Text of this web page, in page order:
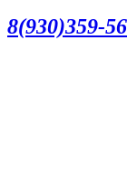
8(930)359-